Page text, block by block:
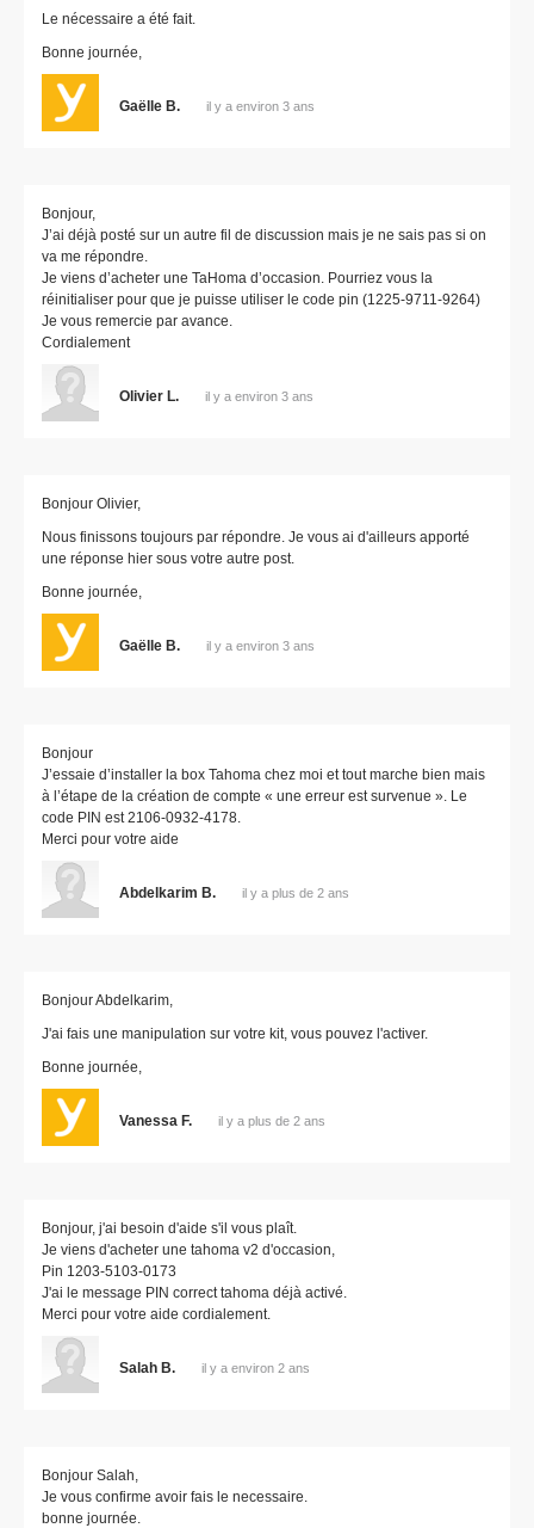
Le nécessaire a été fait.
Bonne journée,
Gaëlle B. il y a environ 3 ans
Bonjour,
J’ai déjà posté sur un autre fil de discussion mais je ne sais pas si on
va me répondre.
Je viens d’acheter une TaHoma d’occasion. Pourriez vous la
réinitialiser pour que je puisse utiliser le code pin (1225-9711-9264)
Je vous remercie par avance.
Cordialement
Olivier L. il y a environ 3 ans
Bonjour Olivier,
Nous finissons toujours par répondre. Je vous ai d'ailleurs apporté
une réponse hier sous votre autre post.
Bonne journée,
Gaëlle B. il y a environ 3 ans
Bonjour
J’essaie d’installer la box Tahoma chez moi et tout marche bien mais
à l’étape de la création de compte « une erreur est survenue ». Le
code PIN est 2106-0932-4178.
Merci pour votre aide
Abdelkarim B. il y a plus de 2 ans
Bonjour Abdelkarim,
J'ai fais une manipulation sur votre kit, vous pouvez l'activer.
Bonne journée,
Vanessa F. il y a plus de 2 ans
Bonjour, j'ai besoin d'aide s'il vous plaît.
Je viens d'acheter une tahoma v2 d'occasion,
Pin 1203-5103-0173
J'ai le message PIN correct tahoma déjà activé.
Merci pour votre aide cordialement.
Salah B. il y a environ 2 ans
Bonjour Salah,
Je vous confirme avoir fais le necessaire.
bonne journée.